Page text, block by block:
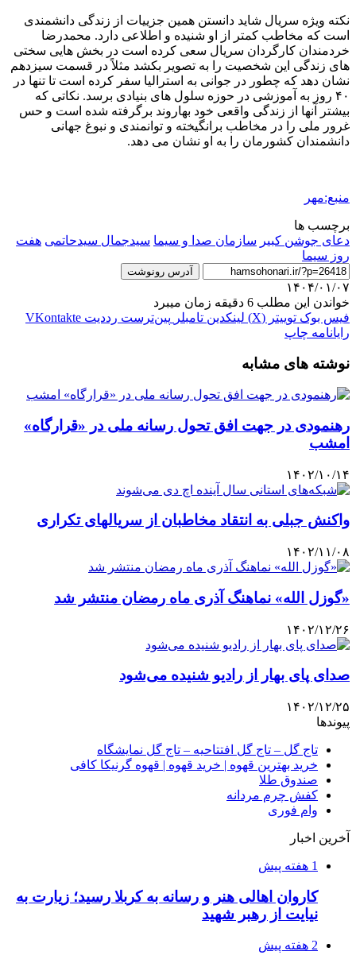
نکته ویژه سریال شاید دانستن همین جزییات از زندگی دانشمندی
است که مخاطب کمتر از او شنیده و اطلاعی دارد. محمدرضا
خردمندان کارگردان سریال سعی کرده است در بخش هایی سختی
های زندگی این شخصیت را به تصویر بکشد مثلاً در قسمت سیزدهم
نشان دهد که چطور در جوانی به استرالیا سفر کرده است تا تنها در
۴۰ روز به آموزشی در حوزه سلول های بنیادی برسد. نکاتی که
بیشتر آنها از زندگی واقعی خود بهاروند برگرفته شده است و حس
غرور ملی را در مخاطب برانگیخته و توانمندی و نبوغ جهانی
دانشمندان کشورمان را به او نشان می دهد.
منبع:مهر
برچسب ها
دعای جوشن کبیر سازمان صدا و سیما سیدجمال سیدحاتمی هفت
روز سیما
آدرس رونوشت
۱۴۰۴/۰۱/۰۷
خواندن این مطلب 6 دقیقه زمان میبرد
فیس بوک توییتر (X) لینکدین ‫تامبلر ‫پین‌ترست ‫رددیت ‫VKontakte
رایانامه چاپ
نوشته های مشابه
رهنمودی در جهت افق تحول رسانه ملی در «قرارگاه»
امشب
۱۴۰۲/۱۰/۱۴
واکنش جبلی به انتقاد مخاطبان از سریالهای تکراری
۱۴۰۲/۱۱/۰۸
«گوزل الله» نماهنگ آذری ماه رمضان منتشر شد
۱۴۰۲/۱۲/۲۶
صدای پای بهار از رادیو شنیده می‌شود
۱۴۰۲/۱۲/۲۵
پیوندها
تاج گل – تاج گل افتتاحیه – تاج گل نمایشگاه
خرید بهترین قهوه | خرید قهوه | قهوه گرنیکا کافی
صندوق طلا
کفش چرم مردانه
وام فوری
آخرین اخبار
1 هفته پیش
کاروان اهالی هنر و رسانه به کربلا رسید؛ زیارت به
نیایت از رهبر شهید
2 هفته پیش